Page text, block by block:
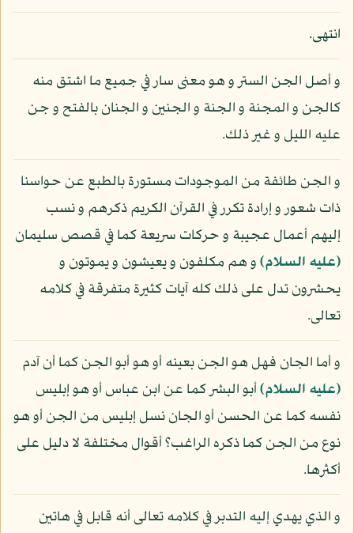
انتهى.
و أصل الجن الستر و هو معنى سار في جميع ما اشتق منه
كالجن و المجنة و الجنة و الجنين و الجنان بالفتح و جن
عليه الليل و غير ذلك.
و الجن طائفة من الموجودات مستورة بالطبع عن حواسنا
ذات شعور و إرادة تكرر في القرآن الكريم ذكرهم و نسب
إليهم أعمال عجيبة و حركات سريعة كما في قصص سليمان
(عليه السلام)و هم مكلفون و يعيشون و يموتون و
يحشرون تدل على ذلك كله آيات كثيرة متفرقة في كلامه
تعالى.
و أما الجان فهل هو الجن بعينه أو هو أبو الجن كما أن آدم
(عليه السلام)أبو البشر كما عن ابن عباس أو هو إبليس
نفسه كما عن الحسن أو الجان نسل إبليس من الجن أو هو
نوع من الجن كما ذكره الراغب؟ أقوال مختلفة لا دليل على
أكثرها.
و الذي يهدي إليه التدبر في كلامه تعالى أنه قابل في هاتين